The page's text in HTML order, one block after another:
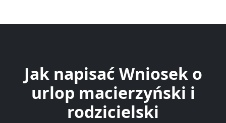
Jak napisać Wniosek o
urlop macierzyński i
rodzicielski